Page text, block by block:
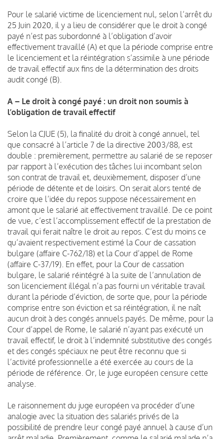
Pour le salarié victime de licenciement nul, selon l’arrêt du
25 Juin 2020, il y a lieu de considérer que le droit à congé
payé n’est pas subordonné à l’obligation d’avoir
effectivement travaillé (A) et que la période comprise entre
le licenciement et la réintégration s’assimile à une période
de travail effectif aux fins de la détermination des droits
audit congé (B).
A – Le droit à congé payé : un droit non soumis à
l’obligation de travail effectif
Selon la CJUE (5), la finalité du droit à congé annuel, tel
que consacré à l’article 7 de la directive 2003/88, est
double : premièrement, permettre au salarié de se reposer
par rapport à l’exécution des tâches lui incombant selon
son contrat de travail et, deuxièmement, disposer d’une
période de détente et de loisirs. On serait alors tenté de
croire que l’idée du repos suppose nécessairement en
amont que le salarié ait effectivement travaillé. De ce point
de vue, c’est l’accomplissement effectif de la prestation de
travail qui ferait naître le droit au repos. C’est du moins ce
qu’avaient respectivement estimé la Cour de cassation
bulgare (affaire C-762/18) et la Cour d’appel de Rome
(affaire C-37/19). En effet, pour la Cour de cassation
bulgare, le salarié réintégré à la suite de l’annulation de
son licenciement illégal n’a pas fourni un véritable travail
durant la période d’éviction, de sorte que, pour la période
comprise entre son éviction et sa réintégration, il ne naît
aucun droit à des congés annuels payés. De même, pour la
Cour d’appel de Rome, le salarié n’ayant pas exécuté un
travail effectif, le droit à l’indemnité substitutive des congés
et des congés spéciaux ne peut être reconnu que si
l’activité professionnelle a été exercée au cours de la
période de référence. Or, le juge européen censure cette
analyse.
Le raisonnement du juge européen va procéder d’une
analogie avec la situation des salariés privés de la
possibilité de prendre leur congé payé annuel à cause d’un